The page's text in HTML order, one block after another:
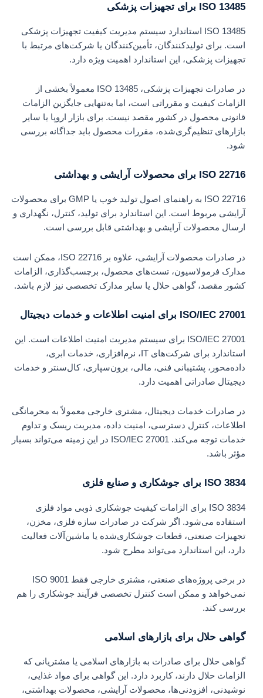
ISO 13485 برای تجهیزات پزشکی
ISO 13485 استاندارد سیستم مدیریت کیفیت تجهیزات پزشکی
است. برای تولیدکنندگان، تأمین‌کنندگان یا شرکت‌های مرتبط با
تجهیزات پزشکی، این استاندارد اهمیت ویژه دارد.
در صادرات تجهیزات پزشکی، ISO 13485 معمولاً بخشی از
الزامات کیفیت و مقرراتی است، اما به‌تنهایی جایگزین الزامات
قانونی محصول در کشور مقصد نیست. برای بازار اروپا یا سایر
بازارهای تنظیم‌گری‌شده، مقررات محصول باید جداگانه بررسی
شود.
ISO 22716 برای محصولات آرایشی و بهداشتی
ISO 22716 به راهنمای اصول تولید خوب یا GMP برای محصولات
آرایشی مربوط است. این استاندارد برای تولید، کنترل، نگهداری و
ارسال محصولات آرایشی و بهداشتی قابل بررسی است.
در صادرات محصولات آرایشی، علاوه بر ISO 22716، ممکن است
مدارک فرمولاسیون، تست‌های محصول، برچسب‌گذاری، الزامات
کشور مقصد، گواهی حلال یا سایر مدارک تخصصی نیز لازم باشد.
ISO/IEC 27001 برای امنیت اطلاعات و خدمات دیجیتال
ISO/IEC 27001 برای سیستم مدیریت امنیت اطلاعات است. این
استاندارد برای شرکت‌های IT، نرم‌افزاری، خدمات ابری،
داده‌محور، پشتیبانی فنی، مالی، برون‌سپاری، کال‌سنتر و خدمات
دیجیتال صادراتی اهمیت دارد.
در صادرات خدمات دیجیتال، مشتری خارجی معمولاً به محرمانگی
اطلاعات، کنترل دسترسی، امنیت داده، مدیریت ریسک و تداوم
خدمات توجه می‌کند. ISO/IEC 27001 در این زمینه می‌تواند بسیار
مؤثر باشد.
ISO 3834 برای جوشکاری و صنایع فلزی
ISO 3834 برای الزامات کیفیت جوشکاری ذوبی مواد فلزی
استفاده می‌شود. اگر شرکت در صادرات سازه فلزی، مخزن،
تجهیزات صنعتی، قطعات جوشکاری‌شده یا ماشین‌آلات فعالیت
دارد، این استاندارد می‌تواند مطرح شود.
در برخی پروژه‌های صنعتی، مشتری خارجی فقط ISO 9001
نمی‌خواهد و ممکن است کنترل تخصصی فرآیند جوشکاری را هم
بررسی کند.
گواهی حلال برای بازارهای اسلامی
گواهی حلال برای صادرات به بازارهای اسلامی یا مشتریانی که
الزامات حلال دارند، کاربرد دارد. این گواهی برای مواد غذایی،
نوشیدنی، افزودنی‌ها، محصولات آرایشی، محصولات بهداشتی،